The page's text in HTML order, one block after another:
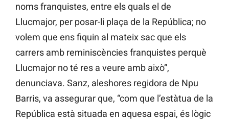
noms franquistes, entre els quals el de
Llucmajor, per posar-li plaça de la República; no
volem que ens fiquin al mateix sac que els
carrers amb reminiscències franquistes perquè
Llucmajor no té res a veure amb això”,
denunciava. Sanz, aleshores regidora de Npu
Barris, va assegurar que, “com que l’estàtua de la
República està situada en aquesa espai, és lògic